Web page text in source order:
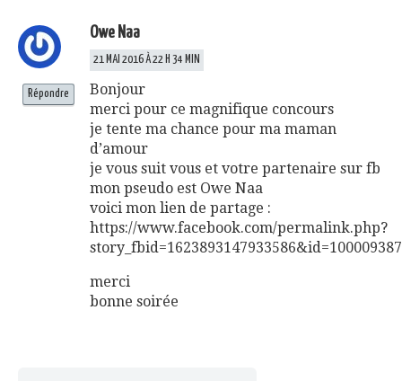
Owe Naa
21 MAI 2016 À 22 H 34 MIN
Bonjour
merci pour ce magnifique concours
je tente ma chance pour ma maman
d’amour
je vous suit vous et votre partenaire sur fb
mon pseudo est Owe Naa
voici mon lien de partage :
https://www.facebook.com/permalink.php?
merci
bonne soirée
Répondre